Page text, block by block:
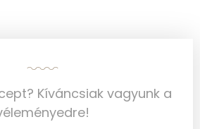
Kíváncsiak vagyunk a